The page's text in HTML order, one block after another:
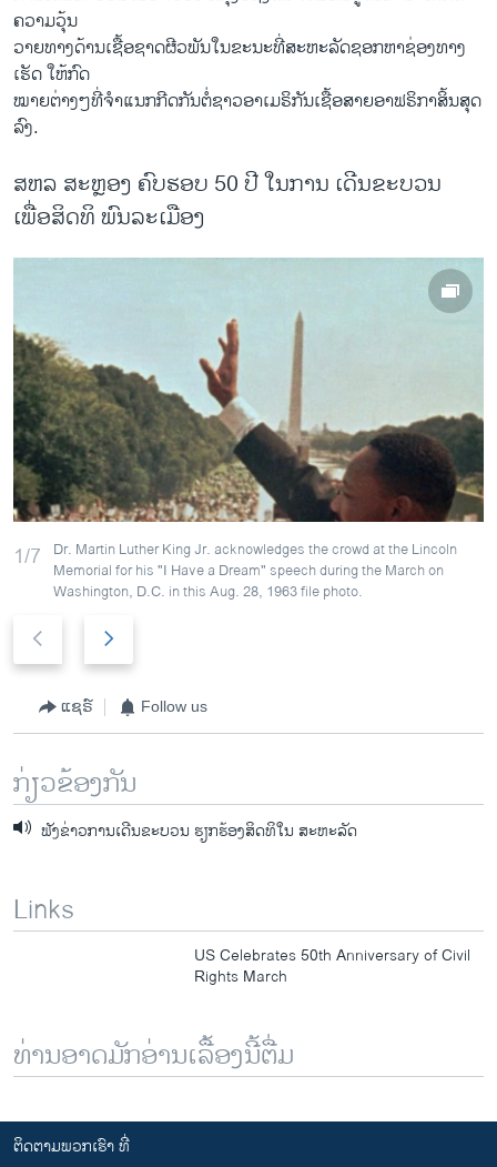
ຄວາມວຸ້ນ
ວາຍ​ທາງ​ດ້ານ​ເຊື້ອຊາດຜີວພັນ​ໃນ​ຂະນະ​ທີ່ສະຫະລັດຊອກ​ຫາ​ຊ່ອງ​ທາງ​
ເຮັດ ໃຫ້​ກົດ
ໝາຍ​ຕ່າງໆ​ທີ່​ຈຳ​ແນ​ກກີດ​ກັນ​ຕໍ່ຊາວ​ອາ​ເມຣິກັນ​ເຊື້ອສາຍ​ອາ​ຟຣິກາສິ້ນສຸດ
ລົງ​.
ສຫລ ສະຫຼອງ ຄົບຮອບ 50 ປີ ໃນການ ເດີນຂະບວນ
ເພື່ອສິດທິ ພົນລະເມືອງ
1/7 Dr. Martin Luther King Jr. acknowledges the crowd at the Lincoln
Memorial for his "I Have a Dream" speech during the March on
Washington, D.C. in this Aug. 28, 1963 file photo.
e
i
o
u
s
s
i
d
x
t
s
i
d
e
ແຊຣ໌ Follow us
ກ່ຽວຂ້ອງກັນ
ຟັງຂ່າວການເດີນຂະບວນ ຮຽກຮ້ອງສິດທິໃນ ສະຫະລັດ
Links
US Celebrates 50th Anniversary of Civil
Rights March
ທ່ານອາດມັກອ່ານເລື້ອງນີ້ຕື່ມ
ຕິດຕາມພວກເຮົາ ທີ່